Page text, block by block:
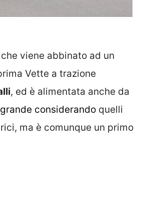
viene abbinato ad un
Vette a trazione
, ed è alimentata anche da
considerando quelli
ma è comunque un primo